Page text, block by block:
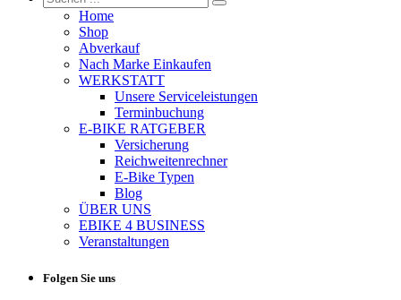
Home
Shop
Abverkauf
Nach Marke Einkaufen
WERKSTATT
Unsere Serviceleistungen
Terminbuchung
E-BIKE RATGEBER
Versicherung
Reichweitenrechner
E-Bike Typen
Blog
ÜBER UNS
EBIKE 4 BUSINESS
Veranstaltungen
Folgen Sie uns